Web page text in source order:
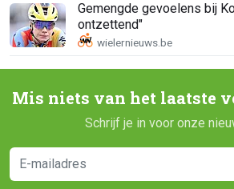
Gemengde gevoelens bij
ontzettend"
Mis niets van het laatste
Schrijf je in voor onze